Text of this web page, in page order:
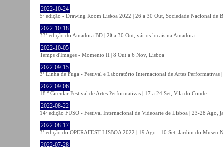
2022-10-24
5ª edição - Drawing Room Lisboa 2022 | 26 a 30 Out, Sociedade Nacional de
2022-10-18
33ª edição do Amadora BD | 20 a 30 Out, vários locais na Amadora
2022-10-05
Temps d'Images - Momento II | 8 Out a 6 Nov, Lisboa
2022-09-15
3º Linha de Fuga - Festival e Laboratório Internacional de Artes Performativas
2022-09-06
18.º Circular Festival de Artes Performativas | 17 a 24 Set, Vila do Conde
2022-08-22
14ª edição FUSO - Festival Internacional de Videoarte de Lisboa | 23-28 Ago,
2022-08-17
3ª edição do OPERAFEST LISBOA 2022 | 19 Ago - 10 Set, Jardim do Museu
2022-07-28